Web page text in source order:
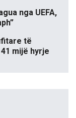
nga UEFA,
të
mijë hyrje